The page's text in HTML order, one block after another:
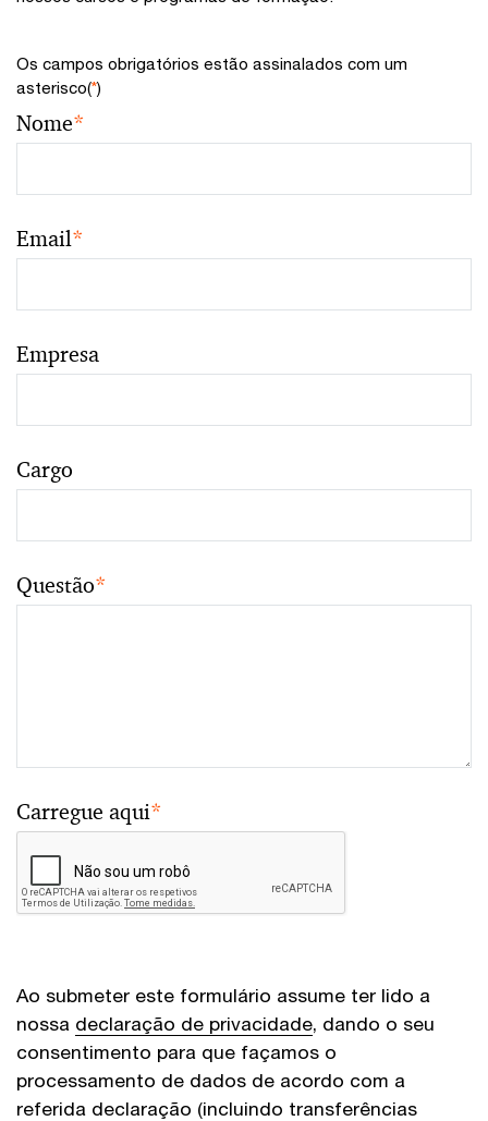
Os campos obrigatórios estão assinalados com um
asterisco(*)
Nome*
Email*
Empresa
Cargo
Questão*
Carregue aqui*
Ao submeter este formulário assume ter lido a
nossa declaração de privacidade, dando o seu
consentimento para que façamos o
processamento de dados de acordo com a
referida declaração (incluindo transferências